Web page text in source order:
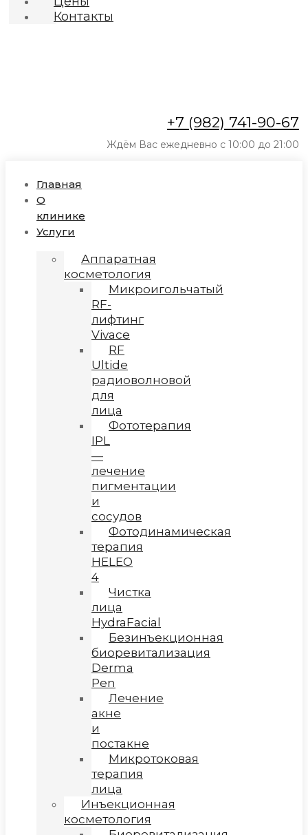
Контакты
+7 (982) 741-90-67
Ждём Вас ежедневно с 10:00 до 21:00
Главная
О
клинике
Услуги
Аппаратная
косметология
Микроигольчатый
RF-
лифтинг
Vivace
RF
Ultide
радиоволновой
для
лица
Фототерапия
IPL
—
лечение
пигментации
и
сосудов
Фотодинамическая
терапия
HELEO
4
Чистка
лица
HydraFacial
Безинъекционная
биоревитализация
Derma
Pen
Лечение
акне
и
постакне
Микротоковая
терапия
лица
Инъекционная
косметология